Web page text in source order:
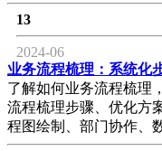
13
2024-06
业务流程梳理：系统化
了解如何业务流程梳理
流程梳理步骤、优化方
程图绘制、部门协作、